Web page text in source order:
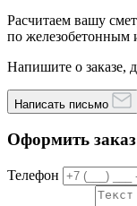
Расчитаем вашу
по железобетонным
Напишите о заказе,
Написать письмо
Оформить заказ
Телефон